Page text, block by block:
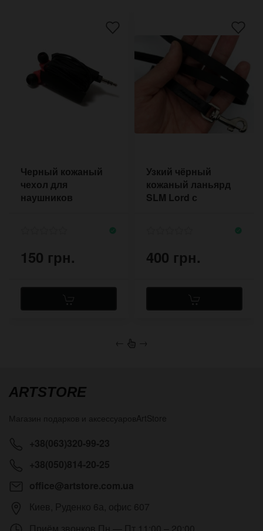
Черный кожаный
чехол для
наушников
150 грн.
Узкий чёрный
кожаный ланьярд
SLM Lord с
400 грн.
← →
ARTSTORE